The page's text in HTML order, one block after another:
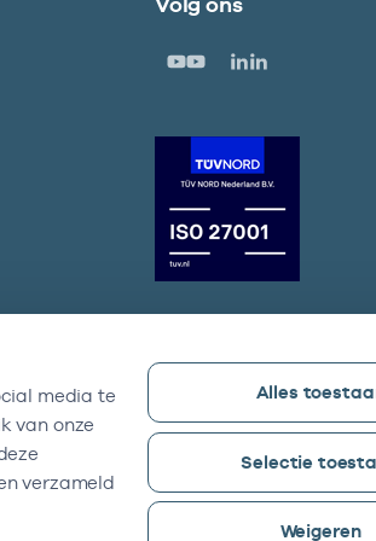
media te
van onze
verzameld
Alles
Selectie
Weigeren
Vektis bezoekadres
Sparrenheuvel 18, Gebouw B,
3708 JE Zeist